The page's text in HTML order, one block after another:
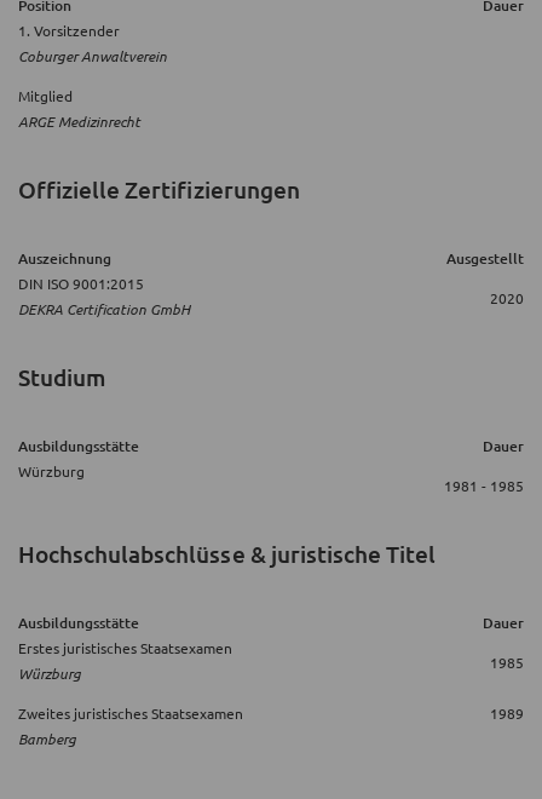
Position Dauer
1. Vorsitzender
Coburger Anwaltverein
Mitglied
ARGE Medizinrecht
Offizielle Zertifizierungen
Auszeichnung Ausgestellt
DIN ISO 9001:2015
DEKRA Certification GmbH
2020
Studium
Ausbildungsstätte Dauer
Würzburg
1981 - 1985
Hochschulabschlüsse & juristische Titel
Ausbildungsstätte Dauer
Erstes juristisches Staatsexamen
Würzburg
1985
Zweites juristisches Staatsexamen
Bamberg
1989